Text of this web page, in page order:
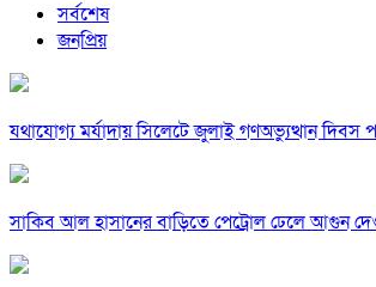
সর্বশেষ
জনপ্রিয়
যথাযোগ্য মর্যাদায় সিলেটে জুলাই গণঅভ্যুত্থান দিবস
সাকিব আল হাসানের বাড়িতে পেট্রোল ঢেলে আগুন